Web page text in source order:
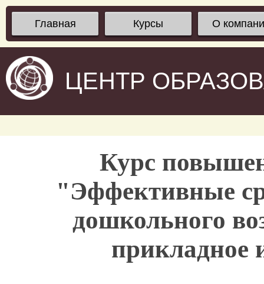
Главная Курсы О
ЦЕНТР
Курс
"Эффективные
дошкольного
прикладное